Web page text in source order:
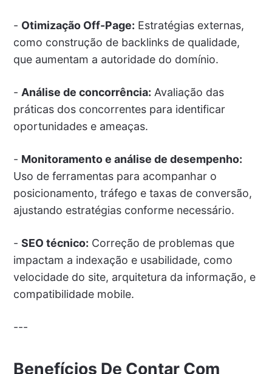
- Otimização Off-Page: Estratégias externas,
como construção de backlinks de qualidade,
que aumentam a autoridade do domínio.
- Análise de concorrência: Avaliação das
práticas dos concorrentes para identificar
oportunidades e ameaças.
- Monitoramento e análise de desempenho:
Uso de ferramentas para acompanhar o
posicionamento, tráfego e taxas de conversão,
ajustando estratégias conforme necessário.
- SEO técnico: Correção de problemas que
impactam a indexação e usabilidade, como
velocidade do site, arquitetura da informação, e
compatibilidade mobile.
---
Benefícios De Contar Com